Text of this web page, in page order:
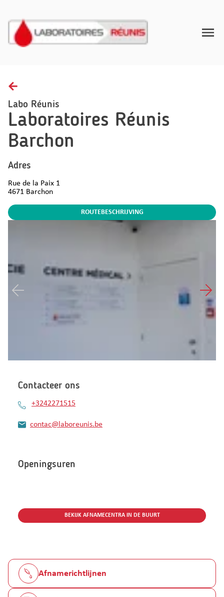
Gezondheidsinzichten
FAQ
Contact
NL
Labo Réunis
Laboratoires Réunis
Barchon
Adres
Rue de la Paix 1
4671 Barchon
ROUTEBESCHRIJVING
Contacteer ons
+3242271515
contac@laboreunis.be
Openingsuren
BEKIJK AFNAMECENTRA IN DE BUURT
Afnamerichtlijnen